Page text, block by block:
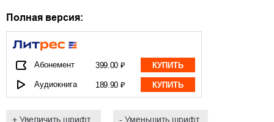
Полная версия:
Абонемент 399.00 ₽ КУПИТЬ
Аудиокнига 189.90 ₽ КУПИТЬ
+ Увеличить шрифт - Уменьшить шрифт